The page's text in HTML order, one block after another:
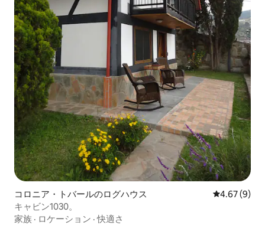
コロニア・トバールのログハウス レビュー9
4.67 (9)
キャビン1030。
家族 · ロケーション ·快適さ